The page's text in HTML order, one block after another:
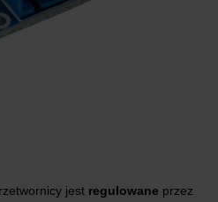
jest regulowane przez